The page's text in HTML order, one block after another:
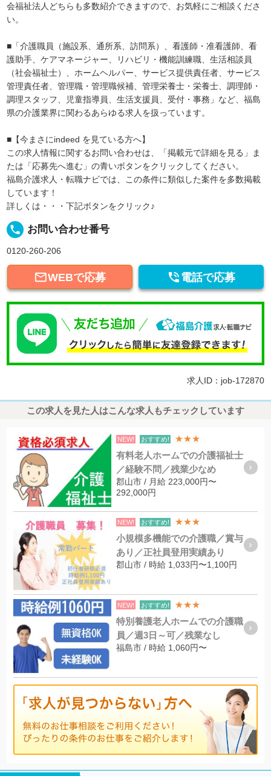
会福祉法人どちらも多数紹介できますので、お気軽にご相談くださ
い。
■「介護職員（施設系、通所系、訪問系）、看護師・准看護師、看
護助手、ケアマネージャー、リハビリ・機能訓練職、生活相談員
（社会福祉士）、ホームヘルパー、サービス提供責任者、サービス
管理責任者、管理職・管理職候補、管理栄養士・栄養士、調理師・
調理スタッフ、児童指導員、生活支援員、受付・事務」など、福島
県の介護業界に関わるあらゆる求人を扱っています。
■【今まさにindeed を見ている方へ】
この求人情報に関するお問い合わせは、「掲載元で詳細を見る」ま
たは「応募先へ進む」の青いボタンをクリックしてください。
福島介護求人・転職ナビでは、この条件に類似した案件を多数掲載
しています！
詳しくは・・・下記ボタンをクリック♪
local_phone お問い合わせ番号
0120-260-206
WEBで応募  電話で応募
求人ID：job-172870
この求人を見た人はこんな求人もチェックしています
NEW! おすすめ! ★★★
有料老人ホームでの介護福祉士
／経験不問／残業少なめ
郡山市 / 月給 223,000円〜
292,000円
NEW! おすすめ! ★★★
小規模多機能での介護職／賞与
あり／正社員登用実績あり
郡山市 / 時給 1,033円〜1,100円
NEW! おすすめ! ★★★
特別養護老人ホームでの介護職
員／週3日～可／残業なし
福島市 / 時給 1,060円〜